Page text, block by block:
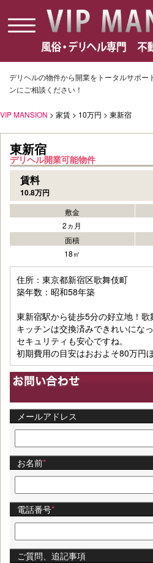
toggle
navigation
デリヘルの物件から開業をトータルサポー
ンにご相談ください！
VIP MANSION > 家賃 > 10万円 > 東新宿
東新宿
デリヘル開業可能物件
賃料
10.8万円
敷金
2ヵ月
面積
18㎡
住所：東京都新宿区歌舞伎町
築年数：昭和58年築
東新宿駅から徒歩5分の好立地！歌
キッチンは交換済みできれいにな
セキュリティも安心ですね。
初期費用の目安はおおよそ80万円
メールアドレス
お名前*
電話番号*
ご質問、追記事項